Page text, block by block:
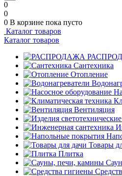
0
0
0 В корзине пока пусто
Каталог товаров
Каталог товаров
Сантехника
Отопление
Вентиляция
Товары
Плитка